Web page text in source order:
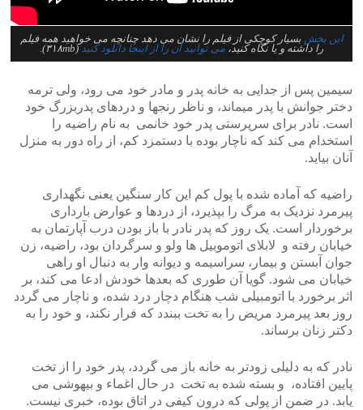
این بخش بسیار کوچکی از فیلم را نشان می دهد چنانچه می خواهید همه فیلم
را داشته و یا نگاه کنید، می توانید آن را از اینجا دانلود کنید (۳۱۸mb).
سیمین پس از جدایی به خانه پدر و مادر خود می رود، ولی ترمه
دختر جوانش با پدر میماند، و ناظر رنجها و دردهای پدربزرگ خود
است. نادر برای سرپرستی پدر خود خانمی به نام راضیه را
استخدام می کند که ناچار بوده با دستمزد کم، از راه دور به منزل
آنان بیاید.
راضیه که آماده شده با پول کم این کار سنگین یعنی نگهداری
پیرمرد نزدیک به مرگ را بپذیرد، از دردها و عوارض بارداری
برخوردار است. یک روز که پدر نادر با باز بودن درب آپارتمان به
خیابان رفته و لابلای اتوموبیل ها ولو و سرگردان بود، راضیه، زن
جوان آبستن و بیمار، سراسیمه و دیوانه وار به دنبال او راهی
خیابان می شود. گویا آن طوری که بعدها خودش ادعا می کند، بر
اثر برخورد با اتومبیلی شب هنگام دچار درد شده، و ناچار می گردد
روز بعد پیرمرد مریض را به تخت ببندد که فرار نکند، و خود را به
دکتر زنان برساند.
نادر که به دلیلی زودتر به خانه باز می گردد، پدر خود را از تخت
پایین افتاده، و بسته شده به تخت در حال اغماء و بیهوشی می
یابد. در ضمن از پولی که درون کیفی در اتاق بوده، خبری نیست.